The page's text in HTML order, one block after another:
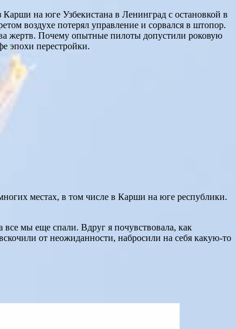
на юге Узбекистана в Ленинград с остановкой в
воздухе потерял управление и сорвался в штопор.
жертв. Почему опытные пилоты допустили роковую
эпохи перестройки.
местах, в том числе в Карши на юге республики.
мы еще спали. Вдруг я почувствовала, как
от неожиданности, набросили на себя какую-то